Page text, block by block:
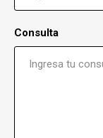
Consulta